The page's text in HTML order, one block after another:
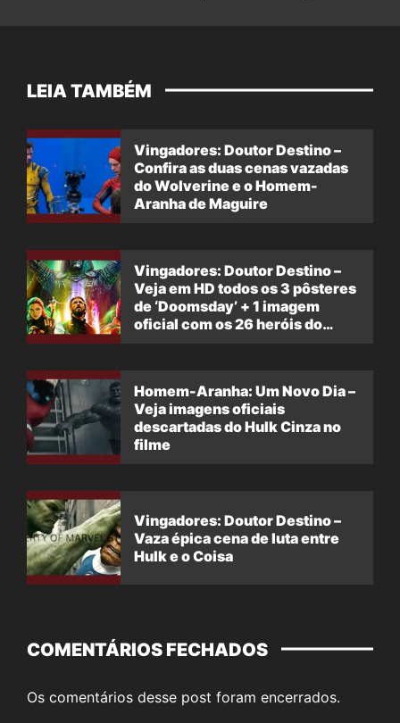
LEIA TAMBÉM
Vingadores: Doutor Destino –
Confira as duas cenas vazadas
do Wolverine e o Homem-
Aranha de Maguire
Vingadores: Doutor Destino –
Veja em HD todos os 3 pôsteres
de ‘Doomsday’ + 1 imagem
oficial com os 26 heróis do
Homem-Aranha: Um Novo Dia –
Veja imagens oficiais
descartadas do Hulk Cinza no
filme
Vingadores: Doutor Destino –
Vaza épica cena de luta entre
Hulk e o Coisa
COMENTÁRIOS FECHADOS
Os comentários desse post foram encerrados.